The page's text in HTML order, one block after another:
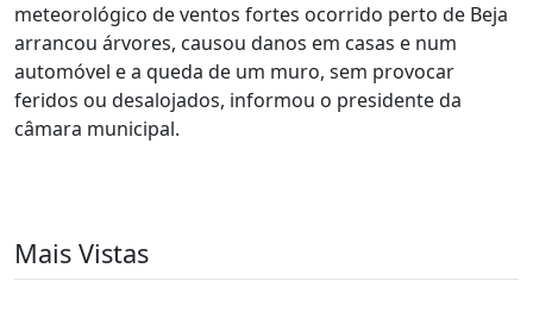
meteorológico de ventos fortes ocorrido perto de Beja
arrancou árvores, causou danos em casas e num
automóvel e a queda de um muro, sem provocar
feridos ou desalojados, informou o presidente da
câmara municipal.
Mais Vistas